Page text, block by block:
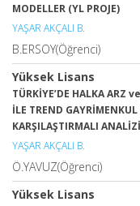
MODELLER (YL PROJE)
YAŞAR AKÇALI B.
B.ERSOY(Öğrenci)
Yüksek Lisans
TÜRKİYE’DE HALKA ARZ
İLE TREND
KARŞILAŞTIRMALI
YAŞAR AKÇALI B.
Ö.YAVUZ(Öğrenci)
Yüksek Lisans